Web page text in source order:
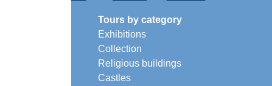
Tours by category
Exhibitions
Collection
Religious buildings
Castles